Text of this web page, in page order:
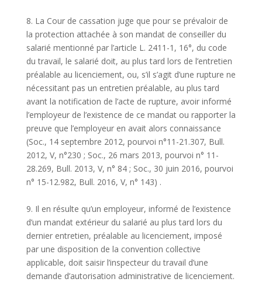
8. La Cour de cassation juge que pour se prévaloir de
la protection attachée à son mandat de conseiller du
salarié mentionné par l’article L. 2411-1, 16°, du code
du travail, le salarié doit, au plus tard lors de l’entretien
préalable au licenciement, ou, s’il s’agit d’une rupture ne
nécessitant pas un entretien préalable, au plus tard
avant la notification de l’acte de rupture, avoir informé
l’employeur de l’existence de ce mandat ou rapporter la
preuve que l’employeur en avait alors connaissance
(Soc., 14 septembre 2012, pourvoi n°11-21.307, Bull.
2012, V, n°230 ; Soc., 26 mars 2013, pourvoi n° 11-
28.269, Bull. 2013, V, n° 84 ; Soc., 30 juin 2016, pourvoi
n° 15-12.982, Bull. 2016, V, n° 143) .
9. Il en résulte qu’un employeur, informé de l’existence
d’un mandat extérieur du salarié au plus tard lors du
dernier entretien, préalable au licenciement, imposé
par une disposition de la convention collective
applicable, doit saisir l’inspecteur du travail d’une
demande d’autorisation administrative de licenciement.